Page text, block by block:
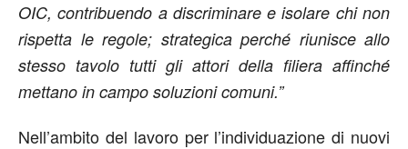
OIC, contribuendo a discriminare e isolare chi non
rispetta le regole; strategica perché riunisce allo
stesso tavolo tutti gli attori della filiera affinché
mettano in campo soluzioni comuni.”
Nell’ambito del lavoro per l’individuazione di nuovi